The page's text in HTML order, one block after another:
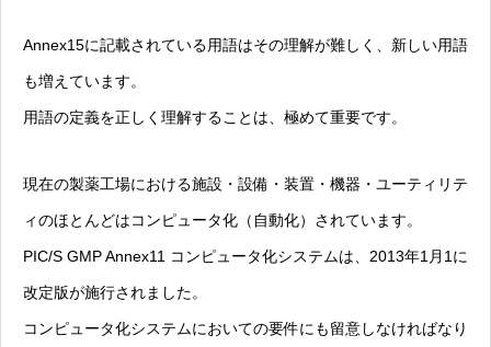
Annex15に記載されている用語はその理解が難しく、新しい用語
も増えています。
用語の定義を正しく理解することは、極めて重要です。
現在の製薬工場における施設・設備・装置・機器・ユーティリテ
ィのほとんどはコンピュータ化（自動化）されています。
PIC/S GMP Annex11 コンピュータ化システムは、2013年1月1に
改定版が施行されました。
コンピュータ化システムにおいての要件にも留意しなければなり